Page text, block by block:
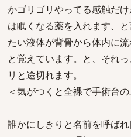
かゴリゴリやってる感触だ
は眠くなる薬を入れます、
たい液体が背骨から体内に
と覚えています。と、それ
リと途切れます。
＜気がつくと全裸で手術台
誰かにしきりと名前を呼ば